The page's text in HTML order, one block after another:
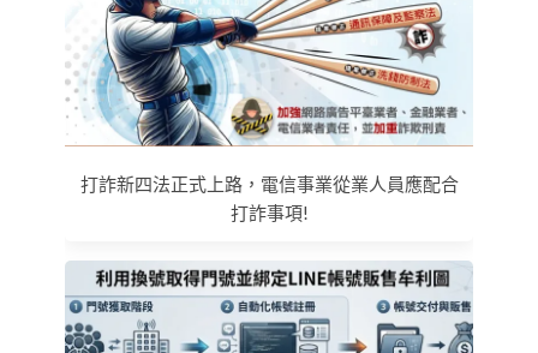
打詐新四法正式上路，電信事業從業人員應配合
打詐事項!